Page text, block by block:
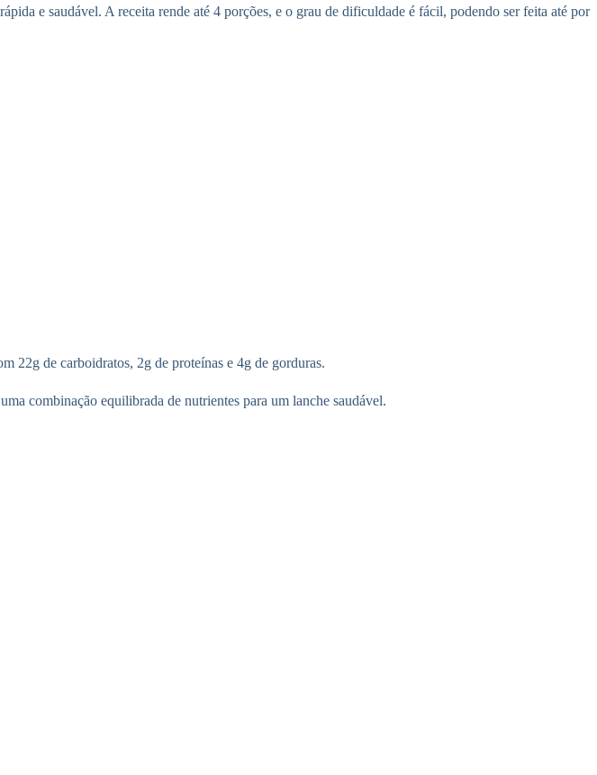
e saudável. A receita rende até 4 porções, e o grau de dificuldade é fácil, podendo ser feita até por
22g de carboidratos, 2g de proteínas e 4g de gorduras.
combinação equilibrada de nutrientes para um lanche saudável.